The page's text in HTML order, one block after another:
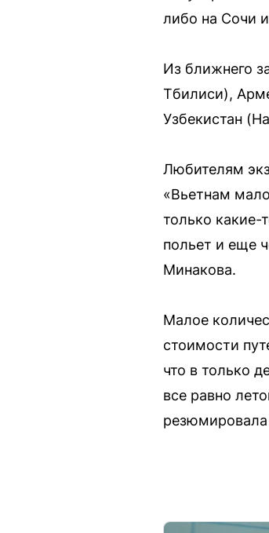
либо на Сочи
Из ближнего
Тбилиси),
Узбекистан
Любителям
«Вьетнам
только какие-
польет и еще
Минакова.
Малое
стоимости
что в только
все равно